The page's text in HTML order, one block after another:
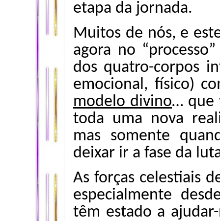
etapa da jornada.
Muitos de nós, e
agora no
dos quatro-corpos
emocional, físico)
modelo divino… que
toda uma nova
mas somente
deixar ir a fase da
As forças celestiais
especialmente
têm estado a